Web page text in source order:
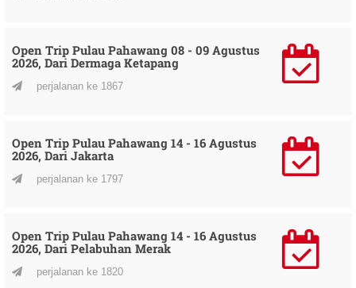
Open Trip Pulau Pahawang 08 - 09 Agustus
2026, Dari Dermaga Ketapang
perjalanan ke 1867
Open Trip Pulau Pahawang 14 - 16 Agustus
2026, Dari Jakarta
perjalanan ke 1797
Open Trip Pulau Pahawang 14 - 16 Agustus
2026, Dari Pelabuhan Merak
perjalanan ke 1820